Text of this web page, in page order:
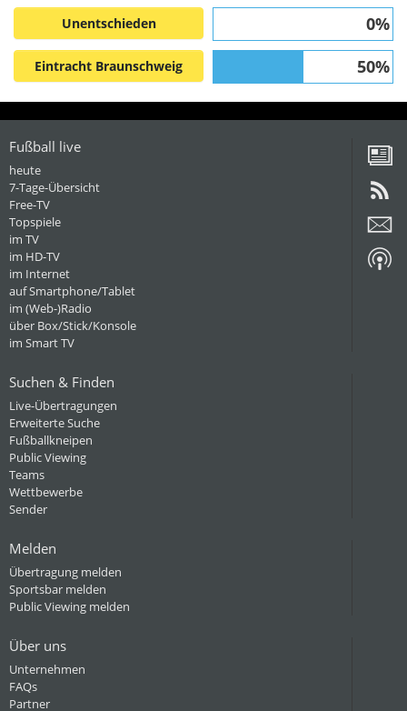
Unentschieden 0%
Eintracht Braunschweig 50%
Fußball live
heute
7-Tage-Übersicht
Free-TV
Topspiele
im TV
im HD-TV
im Internet
auf Smartphone/Tablet
im (Web-)Radio
über Box/Stick/Konsole
im Smart TV
Suchen & Finden
Live-Übertragungen
Erweiterte Suche
Fußballkneipen
Public Viewing
Teams
Wettbewerbe
Sender
Melden
Übertragung melden
Sportsbar melden
Public Viewing melden
Über uns
Unternehmen
FAQs
Partner